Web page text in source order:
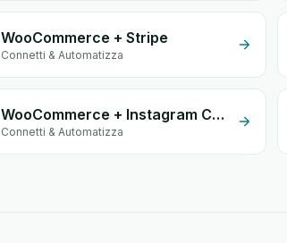
WooCommerce + Stripe
Connetti & Automatizza
WooCommerce + Instagram Comment
Connetti & Automatizza